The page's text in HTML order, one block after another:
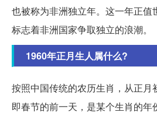
也被称为非洲独立年。这一年正值
标志着非洲国家争取独立的浪潮。
1960年正月生人属什么?
按照中国传统的农历生肖，从正月
即春节的前一天，是某个生肖的